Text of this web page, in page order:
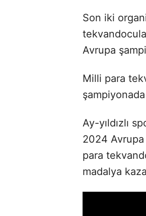
Son iki
Avrupa
Milli para
Ay-yıldızlı
2024 Avrupa
para
madalya